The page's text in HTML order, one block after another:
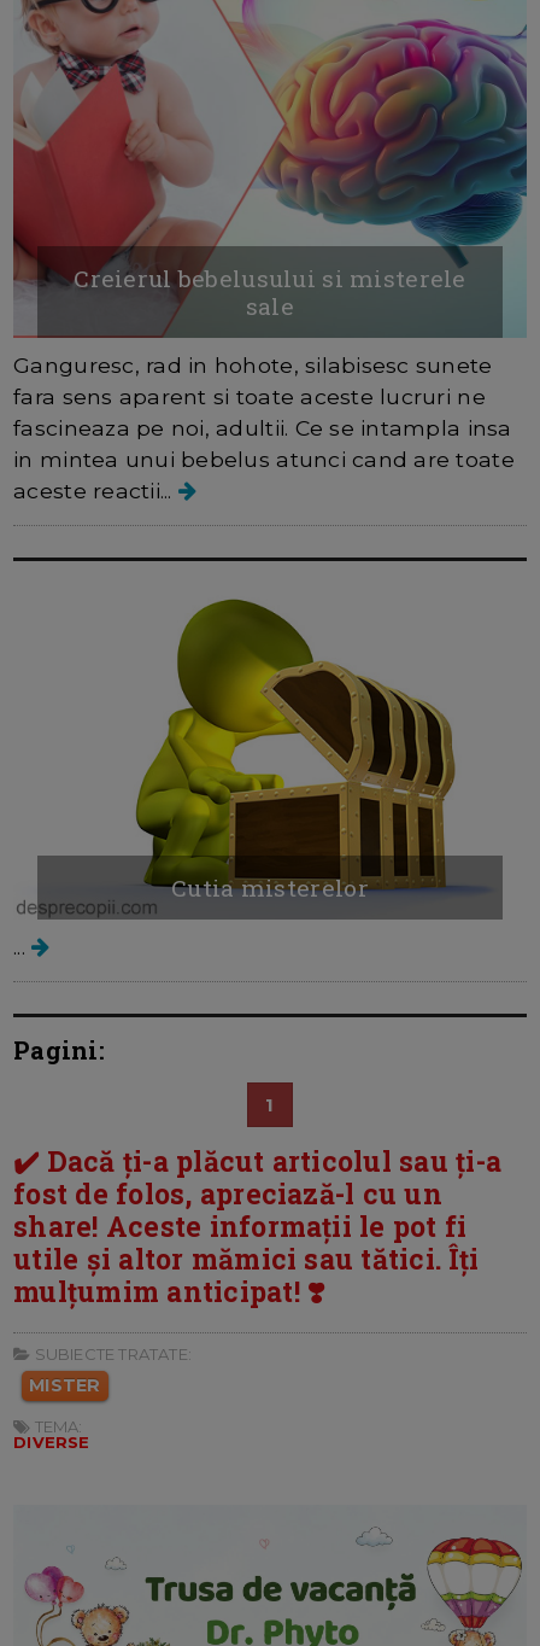
Creierul bebelusului si misterele
sale
Ganguresc, rad in hohote, silabisesc sunete
fara sens aparent si toate aceste lucruri ne
fascineaza pe noi, adultii. Ce se intampla insa
in mintea unui bebelus atunci cand are toate
aceste reactii...
Cutia misterelor
...
Pagini:
1
✔️ Dacă ți-a plăcut articolul sau ți-a
fost de folos, apreciază-l cu un
share! Aceste informații le pot fi
utile și altor mămici sau tătici. Îți
mulțumim anticipat! ❣️
SUBIECTE TRATATE:
MISTER
TEMA:
DIVERSE